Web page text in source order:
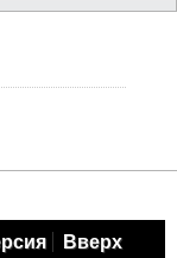
Вверх